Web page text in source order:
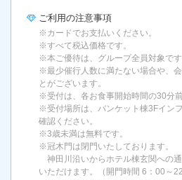
ご利用の注意事項
※カードでお支払いください。
※すべて税込価格です。
※本ご優待は、グループ全員対象です
※最少催行人数に満たない場合や、
とがございます。
※受付は、各お食事開始時間の30分
※受付場所は、バンケット棟3Fイン
確認ください。
※3歳未満は無料です。
※冠木門は閉門いたしております。
神田川沿いからホテル棟玄関への
いただけます。（開門時間 6：00～22